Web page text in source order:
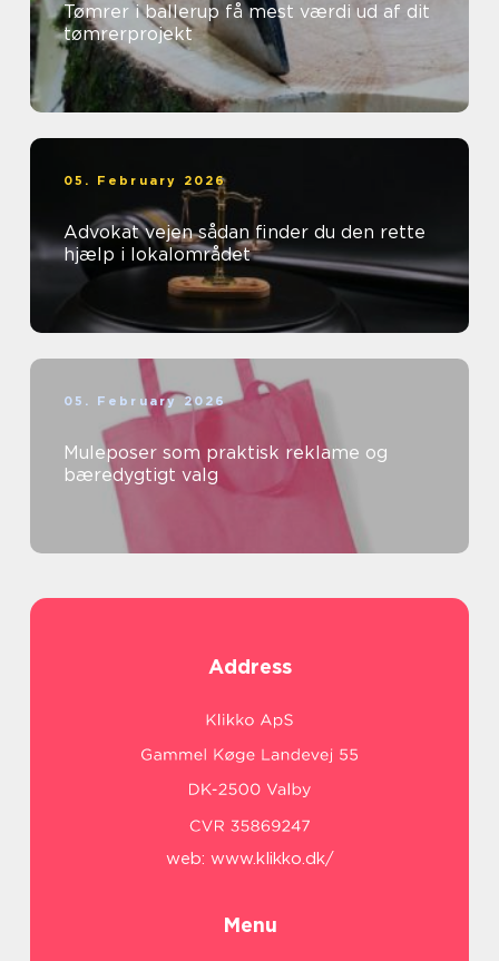
Tømrer i ballerup få mest værdi ud af dit
tømrerprojekt
05. February 2026
Advokat vejen sådan finder du den rette
hjælp i lokalområdet
05. February 2026
Muleposer som praktisk reklame og
bæredygtigt valg
Address
web: www.klikko.dk/
Menu